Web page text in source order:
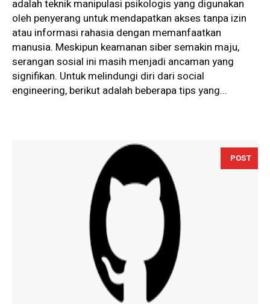
adalah teknik manipulasi psikologis yang digunakan
oleh penyerang untuk mendapatkan akses tanpa izin
atau informasi rahasia dengan memanfaatkan
manusia. Meskipun keamanan siber semakin maju,
serangan sosial ini masih menjadi ancaman yang
signifikan. Untuk melindungi diri dari social
engineering, berikut adalah beberapa tips yang...
POST